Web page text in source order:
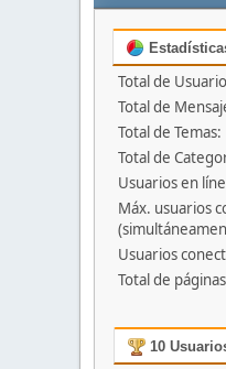
Total de
Total de
Total de Temas:
Total de
Usuarios en
Máx. usuarios
Usuarios
Total de
10